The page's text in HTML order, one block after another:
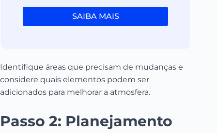
SAIBA MAIS
Identifique áreas que precisam de mudanças e
considere quais elementos podem ser
adicionados para melhorar a atmosfera.
Passo 2: Planejamento